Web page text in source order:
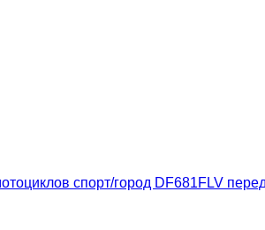
спорт/город DF681FLV